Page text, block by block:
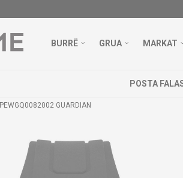
BURRË GRUA MARKAT
POSTA FALAS PËR BLERJE
PEWGQ0082002 GUARDIAN